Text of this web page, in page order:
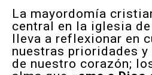
La mayordomía
central en la iglesia
lleva a reflexionar en
nuestras prioridades
de nuestro corazón;